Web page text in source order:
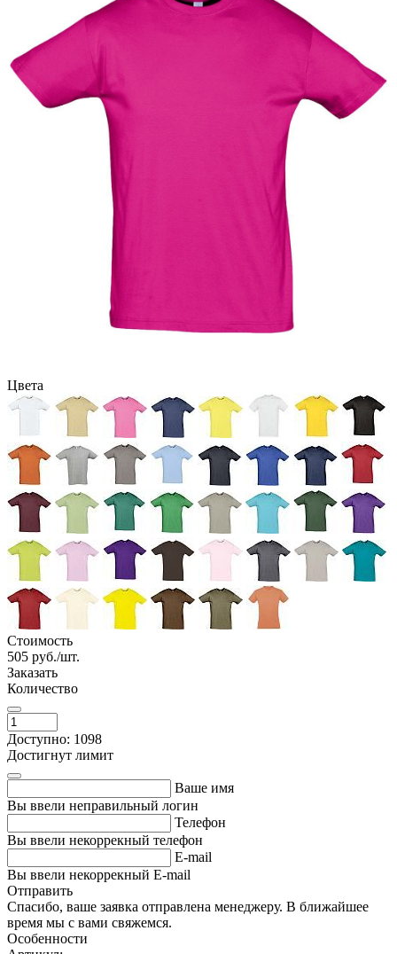
Цвета
Стоимость
505 руб./шт.
Заказать
Количество
Доступно: 1098
Достигнут лимит
Ваше имя
Вы ввели неправильный логин
Телефон
Вы ввели некоррекный телефон
E-mail
Вы ввели некоррекный E-mail
Отправить
Спасибо, ваше заявка отправлена менеджеру. В ближайшее
время мы с вами свяжемся.
Особенности